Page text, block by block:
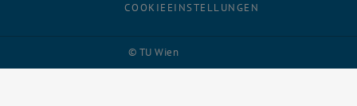
© TU Wien
COOKIEEINSTELLUNGEN